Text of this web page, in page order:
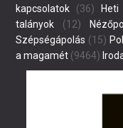
kapcsolatok (36)
talányok (12)
Szépségápolás (15)
a magamét (9464)